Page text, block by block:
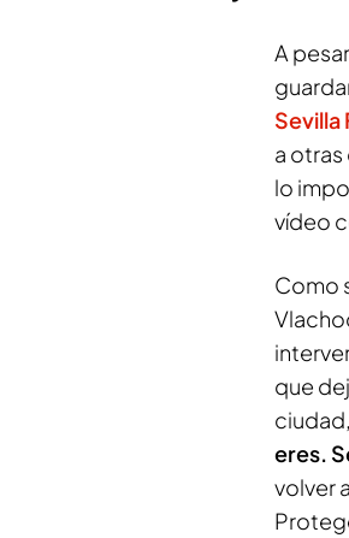
A
Sevilla
a
lo
vídeo
Como
que
eres.
volver